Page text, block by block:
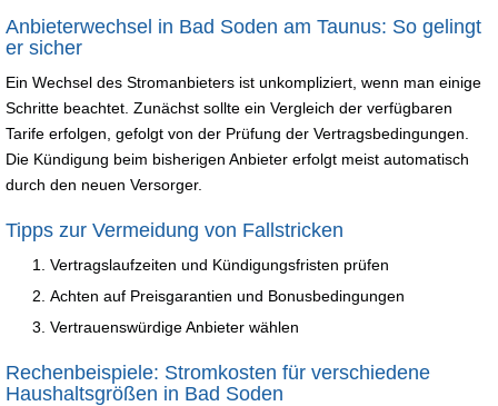
Anbieterwechsel in Bad Soden am Taunus: So gelingt
er sicher
Ein Wechsel des Stromanbieters ist unkompliziert, wenn man einige
Schritte beachtet. Zunächst sollte ein Vergleich der verfügbaren
Tarife erfolgen, gefolgt von der Prüfung der Vertragsbedingungen.
Die Kündigung beim bisherigen Anbieter erfolgt meist automatisch
durch den neuen Versorger.
Tipps zur Vermeidung von Fallstricken
Vertragslaufzeiten und Kündigungsfristen prüfen
Achten auf Preisgarantien und Bonusbedingungen
Vertrauenswürdige Anbieter wählen
Rechenbeispiele: Stromkosten für verschiedene
Haushaltsgrößen in Bad Soden